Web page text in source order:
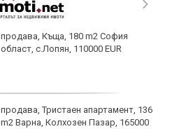
продава, Къща, 180 m2 София
област, с.Лопян, 110000 EUR
продава, Тристаен апартамент, 136
m2 Варна, Колхозен Пазар, 165000